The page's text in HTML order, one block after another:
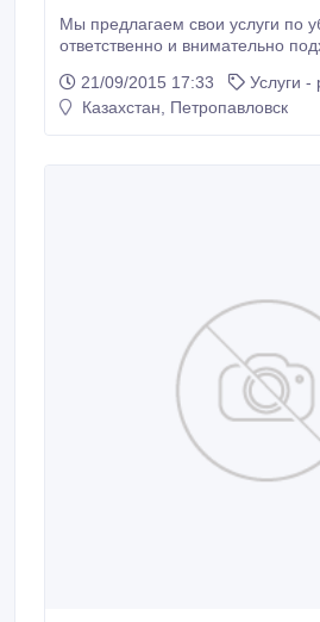
Мы предлагаем свои услуги по
ответственно и внимательно
В уборке используем
проверенные средства, качественную бытовую
квартиры или
21/09/2015 17:33
Услуги -
Казахстан, Петропавловск